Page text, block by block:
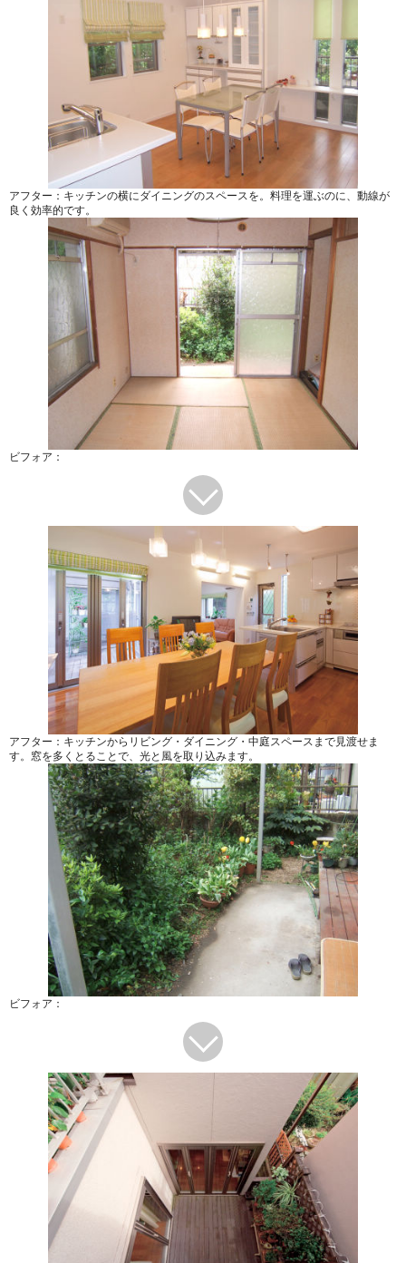
アフター：キッチンの横にダイニングのスペースを。料理を運ぶのに、動線が
良く効率的です。
ビフォア：
アフター：キッチンからリビング・ダイニング・中庭スペースまで見渡せま
す。窓を多くとることで、光と風を取り込みます。
ビフォア：